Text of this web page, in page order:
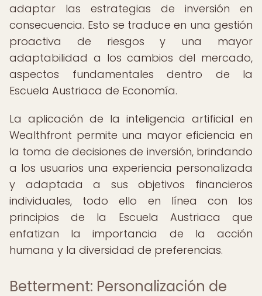
adaptar las estrategias de inversión en
consecuencia. Esto se traduce en una gestión
proactiva de riesgos y una mayor
adaptabilidad a los cambios del mercado,
aspectos fundamentales dentro de la
Escuela Austriaca de Economía.
La aplicación de la inteligencia artificial en
Wealthfront permite una mayor eficiencia en
la toma de decisiones de inversión, brindando
a los usuarios una experiencia personalizada
y adaptada a sus objetivos financieros
individuales, todo ello en línea con los
principios de la Escuela Austriaca que
enfatizan la importancia de la acción
humana y la diversidad de preferencias.
Betterment: Personalización de